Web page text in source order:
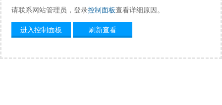
请联系网站管理员，登录控制面板查看详细原因。
进入控制面板
刷新查看